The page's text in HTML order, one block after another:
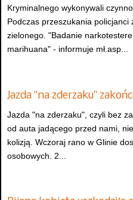
Kryminalnego wykonywali
Podczas przeszukania policjanci
zielonego. "Badanie
marihuana" - informuje mł.asp...
Jazda "na zderzaku"
Jazda "na zderzaku", czyli bez
od auta jadącego przed nami,
kolizją. Wczoraj rano w Glinie
osobowych. 2...